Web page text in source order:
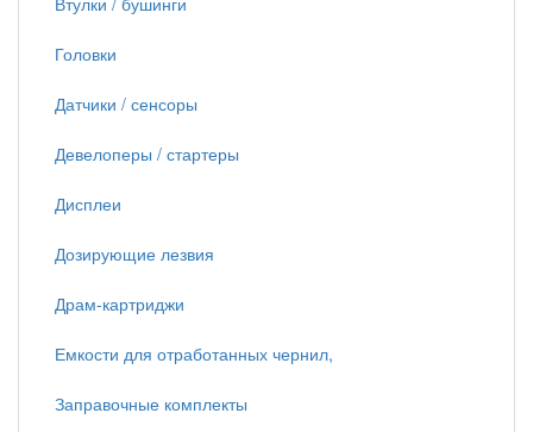
Головки
Датчики / сенсоры
Девелоперы / стартеры
Дисплеи
Дозирующие лезвия
Драм-картриджи
Емкости для отработанных чернил,
Заправочные комплекты